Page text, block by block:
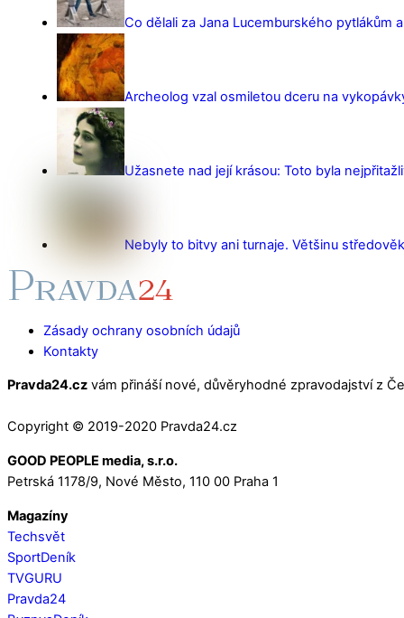
Co dělali za Jana Lucemburského pytlákům
Archeolog vzal osmiletou dceru na
Užasnete nad její krásou: Toto byla
Nebyly to bitvy ani turnaje. Většinu
Zásady ochrany osobních údajů
Kontakty
Pravda24.cz vám přináší nové, důvěryhodné zpravodajství z
Copyright © 2019-2020 Pravda24.cz
GOOD PEOPLE media, s.r.o.
Petrská 1178/9, Nové Město, 110 00 Praha 1
Magazíny
Techsvět
SportDeník
TVGURU
Pravda24